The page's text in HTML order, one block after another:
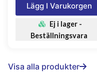
Lägg I Varukorgen
Ej i lager -
Beställningsvara
Visa alla produkter